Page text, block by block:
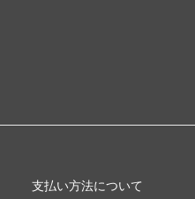
支払い方法について